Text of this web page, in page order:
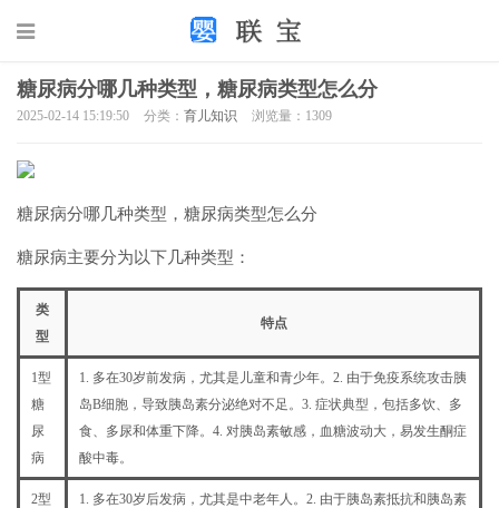
糖尿病分哪几种类型，糖尿病类型怎么分
2025-02-14 15:19:50 分类： 育儿知识 浏览量：1309
糖尿病分哪几种类型，糖尿病类型怎么分
糖尿病主要分为以下几种类型：
类
型
特点
1型
糖
尿
病
1. 多在30岁前发病，尤其是儿童和青少年。2. 由于免疫系统攻击胰
岛B细胞，导致胰岛素分泌绝对不足。3. 症状典型，包括多饮、多
食、多尿和体重下降。4. 对胰岛素敏感，血糖波动大，易发生酮症
酸中毒。
2型
1. 多在30岁后发病，尤其是中老年人。2. 由于胰岛素抵抗和胰岛素